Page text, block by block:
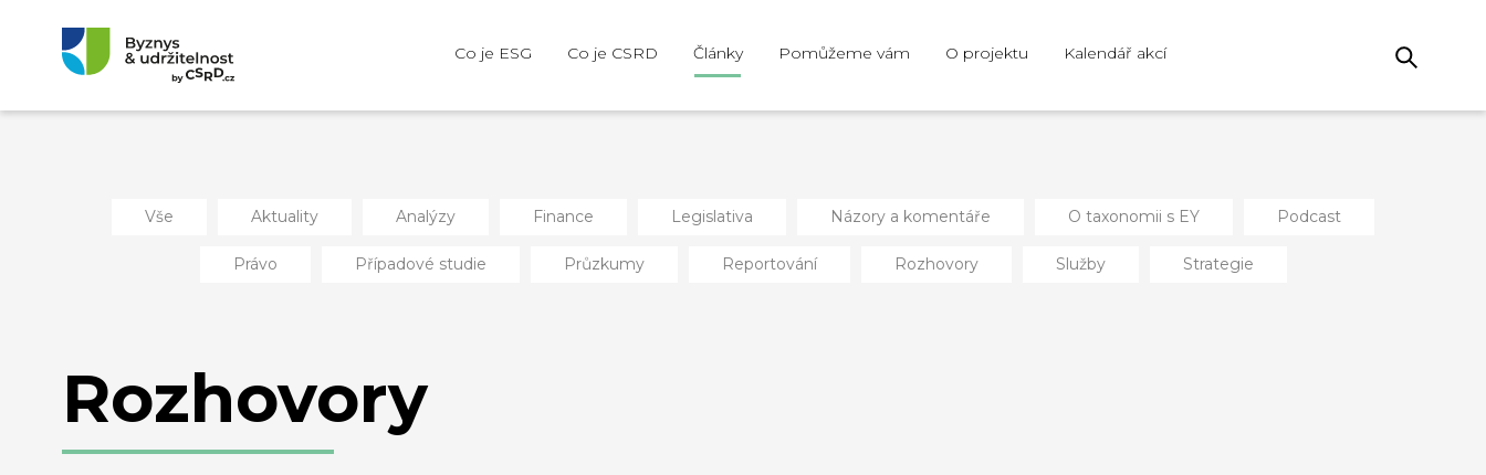
Co je ESG Co je CSRD Články Pomůžeme vám O projektu Kalendář akcí
Vše Aktuality Analýzy Finance Legislativa Názory a komentáře O taxonomii s EY Podcast
Právo Případové studie Průzkumy Reportování Rozhovory Služby Strategie
Rozhovory